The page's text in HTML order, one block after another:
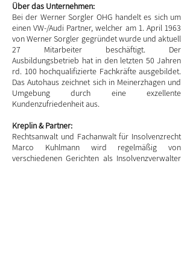
Über das Unternehmen:
Bei der Werner Sorgler OHG handelt es sich um
einen VW-/Audi Partner, welcher am 1. April 1963
von Werner Sorgler gegründet wurde und aktuell
27 Mitarbeiter beschäftigt. Der
Ausbildungsbetrieb hat in den letzten 50 Jahren
rd. 100 hochqualifizierte Fachkräfte ausgebildet.
Das Autohaus zeichnet sich in Meinerzhagen und
Umgebung durch eine exzellente
Kundenzufriedenheit aus.
Kreplin & Partner:
Rechtsanwalt und Fachanwalt für Insolvenzrecht
Marco Kuhlmann wird regelmäßig von
verschiedenen Gerichten als Insolvenzverwalter